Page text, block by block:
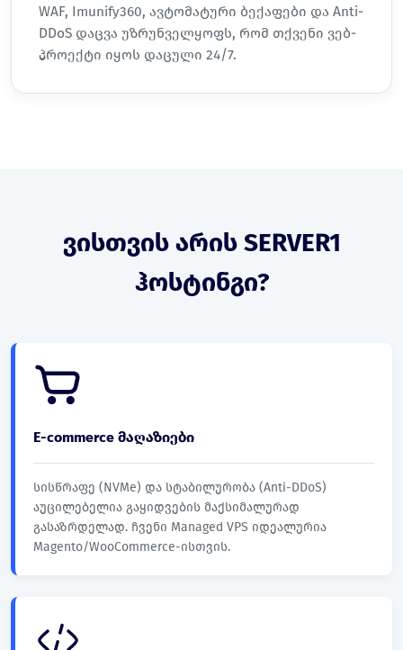
WAF, Imunify360, ავტომატური ბექაფები და Anti-
DDoS დაცვა უზრუნველყოფს, რომ თქვენი ვებ-
პროექტი იყოს დაცული 24/7.
ვისთვის არის SERVER1
ჰოსტინგი?
E-commerce მაღაზიები
სისწრაფე (NVMe) და სტაბილურობა (Anti-DDoS)
აუცილებელია გაყიდვების მაქსიმალურად
გასაზრდელად. ჩვენი Managed VPS იდეალურია
Magento/WooCommerce-ისთვის.